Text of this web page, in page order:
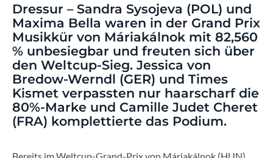
Dressur – Sandra Sysojeva (POL) und
Maxima Bella waren in der Grand Prix
Musikkür von Máriakálnok mit 82,560
% unbesiegbar und freuten sich über
den Weltcup-Sieg. Jessica von
Bredow-Werndl (GER) und Times
Kismet verpassten nur haarscharf die
80%-Marke und Camille Judet Cheret
(FRA) komplettierte das Podium.